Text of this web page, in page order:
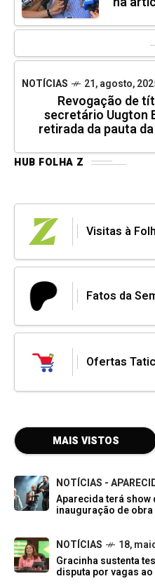
NOTÍCIAS 21, agosto,
Revogação de
secretário Uugton
retirada da pauta
HUB FOLHA Z
Visitas à
Fatos da
Ofertas
MAIS VISTOS
NOTÍCIAS -
Aparecida terá show
inauguração de obra
NOTÍCIAS
18,
Gracinha sustenta
disputa por vagas